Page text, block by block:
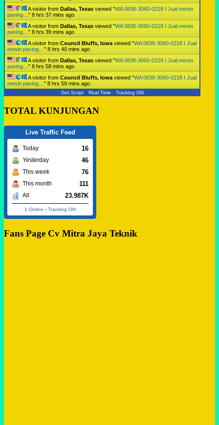
A visitor from Dallas, Texas viewed "WA 0838-3060-0218 I Jual mesin
paving… " 8 hrs 37 mins ago
A visitor from Dallas, Texas viewed "WA 0838-3060-0218 I Jual mesin
paving… " 8 hrs 39 mins ago
A visitor from Council Bluffs, Iowa viewed "WA 0838-3060-0218 I Jual
mesin paving… " 8 hrs 40 mins ago
A visitor from Dallas, Texas viewed "WA 0838-3060-0218 I Jual mesin
paving… " 8 hrs 58 mins ago
A visitor from Council Bluffs, Iowa viewed "WA 0838-3060-0218 I Jual
mesin paving… " 8 hrs 59 mins ago
Get Script Real Time Tracking ON
TOTAL KUNJUNGAN
Live Traffic Feed
Today 16
Yesterday 46
This week 76
This month 111
All 23.987K
1 Online - Tracking ON
Fans Page Cv Mitra Jaya Teknik